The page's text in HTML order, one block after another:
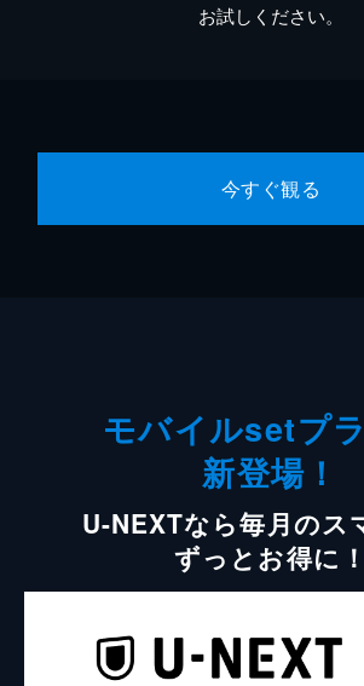
お試しください。
今すぐ観る
モバイルsetプ
新登場！
U-NEXTなら毎月のス
ずっとお得に！